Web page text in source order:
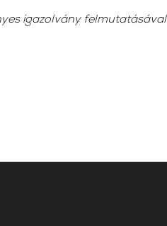
igazolvány felmutatásával